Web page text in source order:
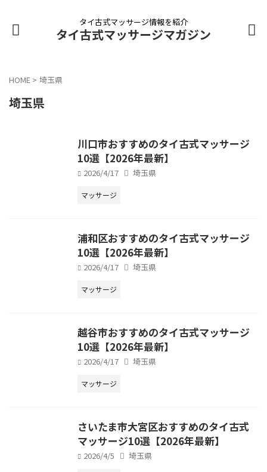
タイ古式マッサージ情報を紹介
タイ古式マッサージマガジン
HOME > 埼玉県
埼玉県
川口市おすすめのタイ古式マッサージ
10選【2026年最新】
2026/4/17 埼玉県
マッサージ
浦和区おすすめのタイ古式マッサージ
10選【2026年最新】
2026/4/17 埼玉県
マッサージ
越谷市おすすめのタイ古式マッサージ
10選【2026年最新】
2026/4/17 埼玉県
マッサージ
さいたま市大宮区おすすめのタイ古式
マッサージ10選【2026年最新】
2026/4/5 埼玉県